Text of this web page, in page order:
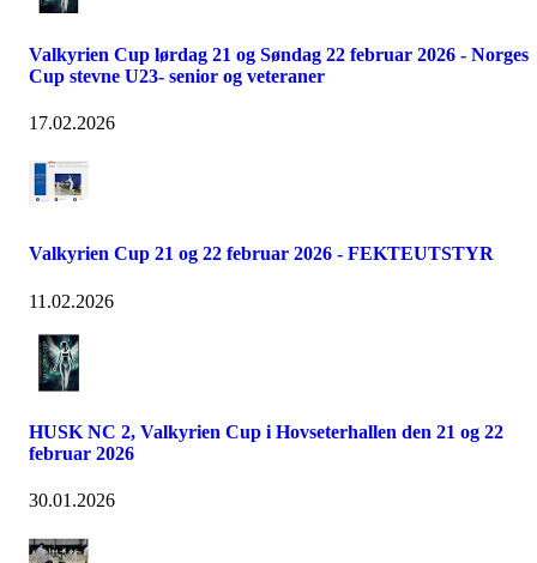
Valkyrien Cup lørdag 21 og Søndag 22 februar 2026 - Norges
Cup stevne U23- senior og veteraner
17.02.2026
Valkyrien Cup 21 og 22 februar 2026 - FEKTEUTSTYR
11.02.2026
HUSK NC 2, Valkyrien Cup i Hovseterhallen den 21 og 22
februar 2026
30.01.2026